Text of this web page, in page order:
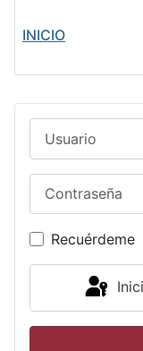
INICIO
Recuérdeme